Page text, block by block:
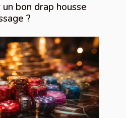
bon drap housse
?